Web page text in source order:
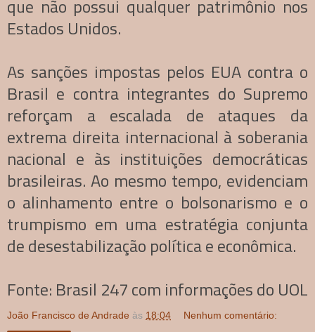
que não possui qualquer patrimônio nos
Estados Unidos.
As sanções impostas pelos EUA contra o
Brasil e contra integrantes do Supremo
reforçam a escalada de ataques da
extrema direita internacional à soberania
nacional e às instituições democráticas
brasileiras. Ao mesmo tempo, evidenciam
o alinhamento entre o bolsonarismo e o
trumpismo em uma estratégia conjunta
de desestabilização política e econômica.
Fonte: Brasil 247 com informações do UOL
João Francisco de Andrade às 18:04 Nenhum comentário: